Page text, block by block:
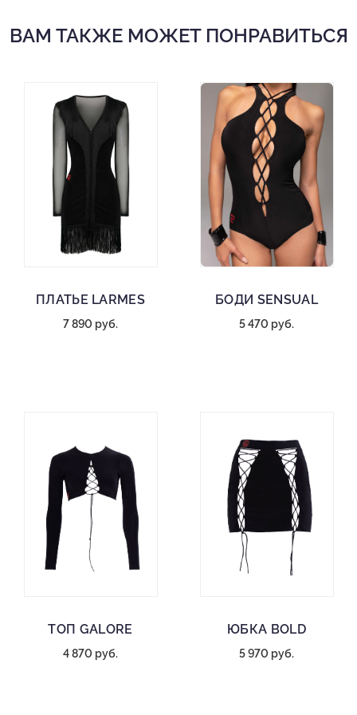
ВАМ ТАКЖЕ МОЖЕТ ПОНРАВИТЬСЯ
ПЛАТЬЕ LARMES
7 890 руб.
БОДИ SENSUAL
5 470 руб.
ТОП GALORE
4 870 руб.
ЮБКА BOLD
5 970 руб.